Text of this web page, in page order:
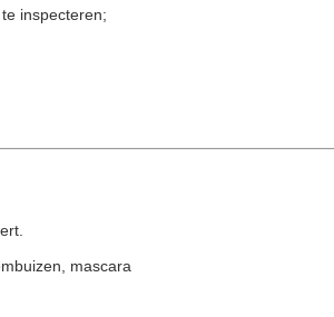
inspecteren;
mascara